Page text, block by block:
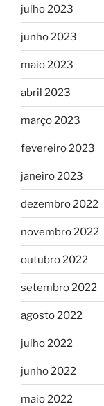
julho 2023
junho 2023
maio 2023
abril 2023
março 2023
fevereiro 2023
janeiro 2023
dezembro 2022
novembro 2022
outubro 2022
setembro 2022
agosto 2022
julho 2022
junho 2022
maio 2022